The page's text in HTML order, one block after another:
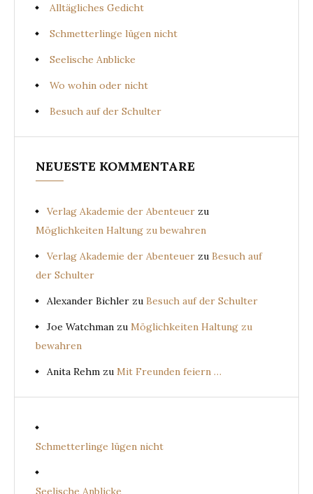
Alltägliches Gedicht
Schmetterlinge lügen nicht
Seelische Anblicke
Wo wohin oder nicht
Besuch auf der Schulter
NEUESTE KOMMENTARE
Verlag Akademie der Abenteuer zu
Möglichkeiten Haltung zu bewahren
Verlag Akademie der Abenteuer zu Besuch auf
der Schulter
Alexander Bichler zu Besuch auf der Schulter
Joe Watchman zu Möglichkeiten Haltung zu
bewahren
Anita Rehm zu Mit Freunden feiern …
Schmetterlinge lügen nicht
Seelische Anblicke